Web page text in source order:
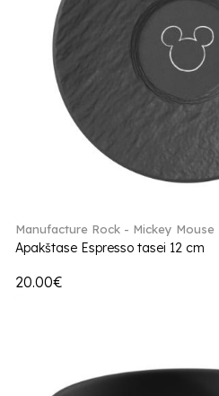
Manufacture Rock - Mickey Mouse
Apakštase Espresso tasei 12 cm
20.00€